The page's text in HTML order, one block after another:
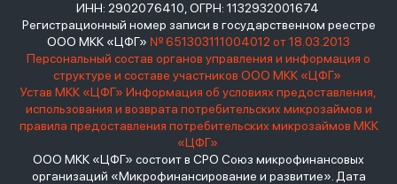
ИНН: 2902076410, ОГРН: 1132932001674
Регистрационный номер записи в государственном реестре
ООО МКК «ЦФГ» № 651303111004012 от 18.03.2013
Персональный состав органов управления и информация о
структуре и составе участников ООО МКК «ЦФГ»
Устав МКК «ЦФГ» Информация об условиях предоставления,
использования и возврата потребительских микрозаймов и
правила предоставления потребительских микрозаймов МКК
«ЦФГ»
ООО МКК «ЦФГ» состоит в СРО Союз микрофинансовых
организаций «Микрофинансирование и развитие». Дата